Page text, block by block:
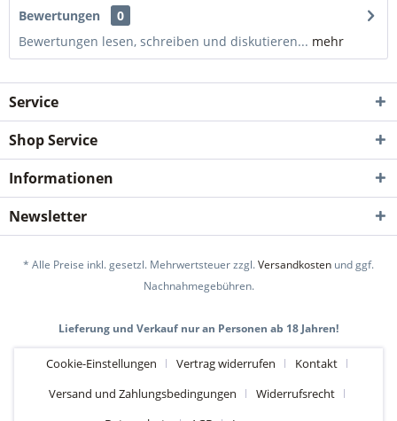
Bewertungen
0
Bewertungen lesen, schreiben und diskutieren... mehr
Service
Shop Service
Informationen
Newsletter
* Alle Preise inkl. gesetzl. Mehrwertsteuer zzgl.Versandkosten und ggf.
Nachnahmegebühren.
Lieferung und Verkauf nur an Personen ab 18 Jahren!
Cookie-Einstellungen Vertrag widerrufen
Kontakt
Versand und Zahlungsbedingungen
Widerrufsrecht